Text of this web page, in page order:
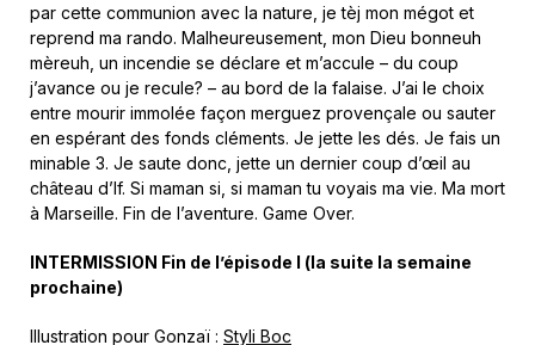
par cette communion avec la nature, je tèj mon mégot et
reprend ma rando. Malheureusement, mon Dieu bonneuh
mèreuh, un incendie se déclare et m’accule – du coup
j’avance ou je recule? – au bord de la falaise. J’ai le choix
entre mourir immolée façon merguez provençale ou sauter
en espérant des fonds cléments. Je jette les dés. Je fais un
minable 3. Je saute donc, jette un dernier coup d’œil au
château d’If. Si maman si, si maman tu voyais ma vie. Ma mort
à Marseille. Fin de l’aventure. Game Over.
INTERMISSION Fin de l’épisode I (la suite la semaine
prochaine)
Illustration pour Gonzaï : Styli Boc